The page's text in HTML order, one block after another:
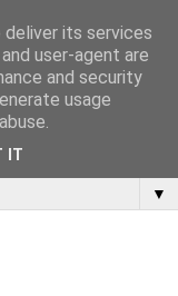
▼
its services
user-agent are
and security
usage
IT